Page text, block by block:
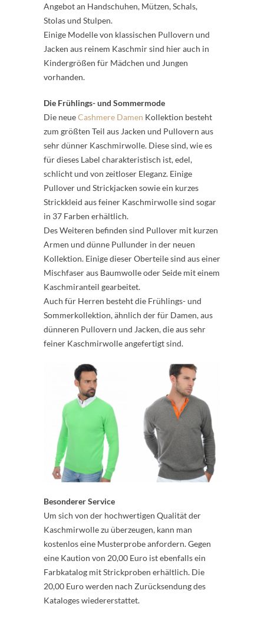
Angebot an Handschuhen, Mützen, Schals,
Stolas und Stulpen.
Einige Modelle von klassischen Pullovern und
Jacken aus reinem Kaschmir sind hier auch in
Kindergrößen für Mädchen und Jungen
vorhanden.
Die Frühlings- und Sommermode
Die neueCashmere Damen Kollektion besteht
zum größten Teil aus Jacken und Pullovern aus
sehr dünner Kaschmirwolle. Diese sind, wie es
für dieses Label charakteristisch ist, edel,
schlicht und von zeitloser Eleganz. Einige
Pullover und Strickjacken sowie ein kurzes
Strickkleid aus feiner Kaschmirwolle sind sogar
in 37 Farben erhältlich.
Des Weiteren befinden sind Pullover mit kurzen
Armen und dünne Pullunder in der neuen
Kollektion. Einige dieser Oberteile sind aus einer
Mischfaser aus Baumwolle oder Seide mit einem
Kaschmiranteil gearbeitet.
Auch für Herren besteht die Frühlings- und
Sommerkollektion, ähnlich der für Damen, aus
dünneren Pullovern und Jacken, die aus sehr
feiner Kaschmirwolle angefertigt sind.
Besonderer Service
Um sich von der hochwertigen Qualität der
Kaschmirwolle zu überzeugen, kann man
kostenlos eine Musterprobe anfordern. Gegen
eine Kaution von 20,00 Euro ist ebenfalls ein
Farbkatalog mit Strickproben erhältlich. Die
20,00 Euro werden nach Zurücksendung des
Kataloges wiedererstattet.